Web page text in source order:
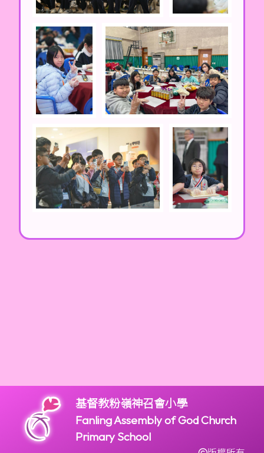
基督教粉嶺神召會小學
Fanling Assembly of God Church
Primary School